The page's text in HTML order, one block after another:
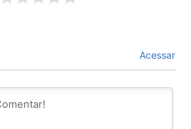
Acessar